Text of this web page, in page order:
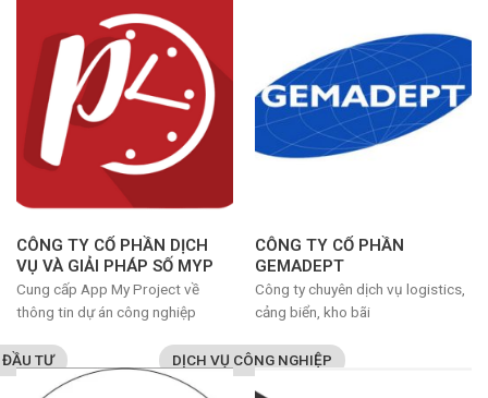
CÔNG TY CỔ PHẦN DỊCH
VỤ VÀ GIẢI PHÁP SỐ MYP
ĐẦU TƯ
Cung cấp App My Project về
thông tin dự án công nghiệp
CÔNG TY CỔ PHẦN
GEMADEPT
DỊCH VỤ CÔNG NGHIỆP
Công ty chuyên dịch vụ logistics,
cảng biển, kho bãi